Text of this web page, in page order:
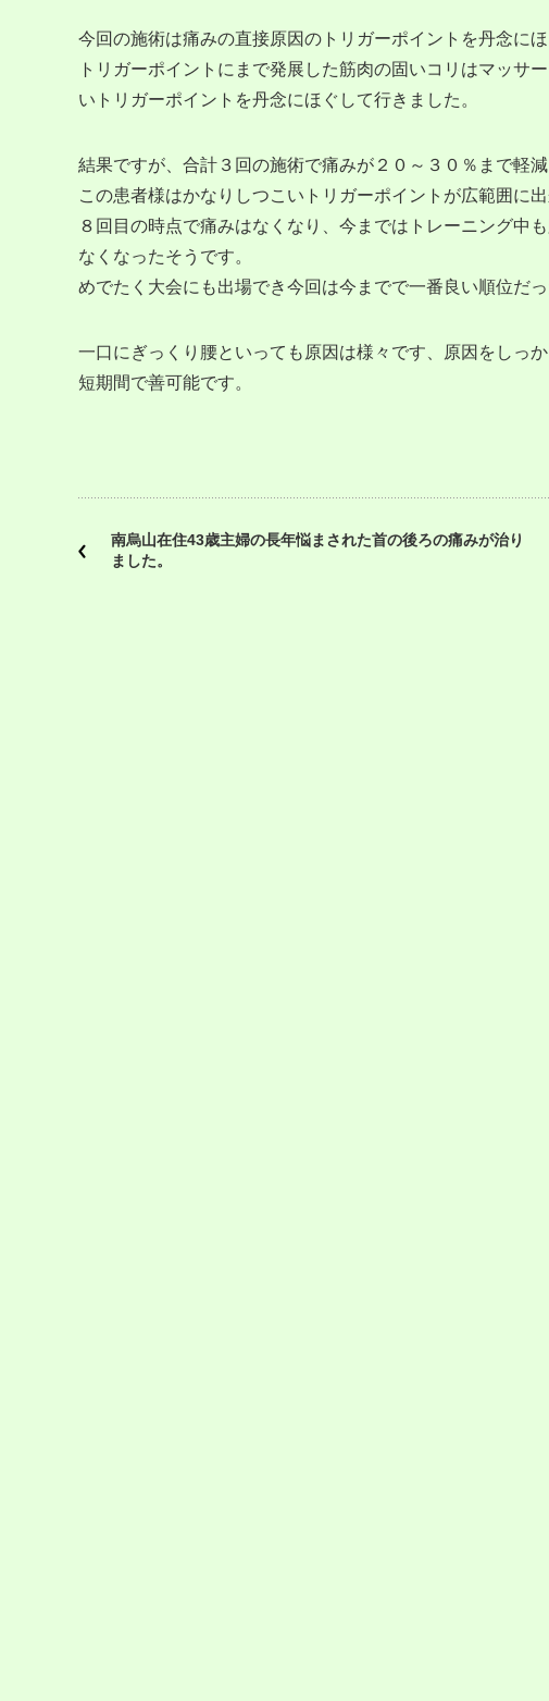
今回の施術は痛みの直接原因のトリガーポイントを丹念にほ
トリガーポイントにまで発展した筋肉の固いコリはマッサ
いトリガーポイントを丹念にほぐして行きました。
結果ですが、合計３回の施術で痛みが２０～３０％まで軽減
この患者様はかなりしつこいトリガーポイントが広範囲に
８回目の時点で痛みはなくなり、今まではトレーニング中
なくなったそうです。
めでたく大会にも出場でき今回は今までで一番良い順位だっ
一口にぎっくり腰といっても原因は様々です、原因をしっ
短期間で善可能です。
南烏山在住43歳主婦の長年悩まされた首の後ろの痛みが治り
ました。